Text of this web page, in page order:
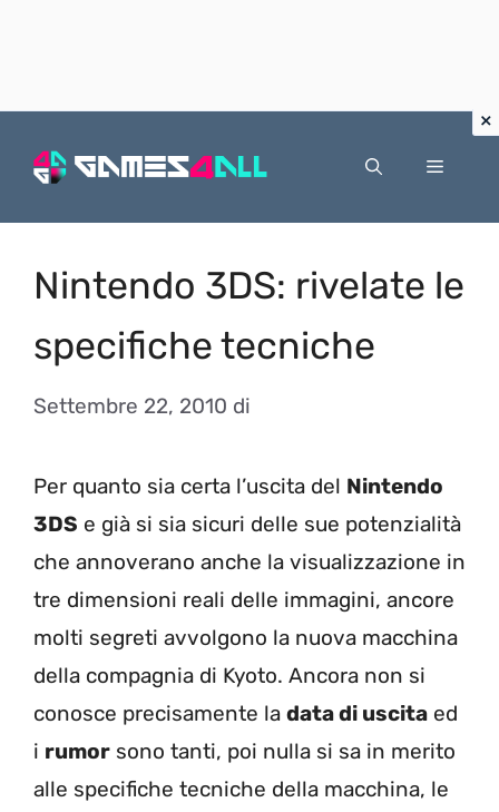
Menu
Nintendo 3DS: rivelate le
specifiche tecniche
Settembre 22, 2010 di
Per quanto sia certa l’uscita del Nintendo
3DS e già si sia sicuri delle sue potenzialità
che annoverano anche la visualizzazione in
tre dimensioni reali delle immagini, ancore
molti segreti avvolgono la nuova macchina
della compagnia di Kyoto. Ancora non si
conosce precisamente la data di uscita ed
i rumor sono tanti, poi nulla si sa in merito
alle specifiche tecniche della macchina, le